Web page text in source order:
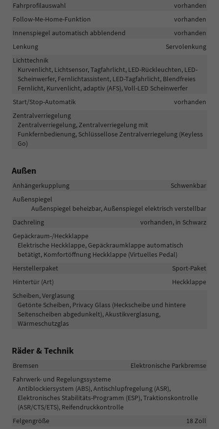
Fahrprofilauswahl
vorhanden
Follow-Me-Home-Funktion
vorhanden
Innenspiegel automatisch abblendend
vorhanden
Lenkung
Servolenkung
Lichttechnik
Kurvenlicht, Lichtsensor, Tagfahrlicht, LED-Rückleuchten, LED-
Scheinwerfer, Fernlichtassistent, LED-Tagfahrlicht, Blendfreies
Fernlicht, Kurvenlicht, adaptiv (AFS), Voll-LED Scheinwerfer
Start/Stop-Automatik
vorhanden
Zentralverriegelung
Zentralverriegelung, Zentralverriegelung mit
Funkfernbedienung, Schlüssellose Zentralverriegelung (Keyless
Go)
Außen
Anhängerkupplung
Schwenkbar
Außenspiegel
Außenspiegel beheizbar, Außenspiegel elektrisch verstellbar
Dachreling
vorhanden, in Schwarz
Gepäckraum-/Heckklappe
Elektrische Heckklappe, Gepäckraumklappe automatisch
betätigt, Komfortöffnung Heckklappe (Virtuelles Pedal)
Herstellerpaket
Sport-Paket
Hintertür (Art)
Heckklappe
Scheiben, Verglasung
Getönte Scheiben, Privacy Glass (Heckscheibe und hintere
Seitenscheiben abgedunkelt), Akustikverglasung,
Wärmeschutzglas
Räder & Technik
Bremsen
Elektronische Parkbremse
Fahrwerk- und Regelungssysteme
Antiblockiersystem (ABS), Antischlupfregelung (ASR),
Elektronisches Stabilitäts-Programm (ESP), Traktionskontrolle
(ASR/CTS/ETS), Reifendruckkontrolle
Felgengröße
18 Zoll